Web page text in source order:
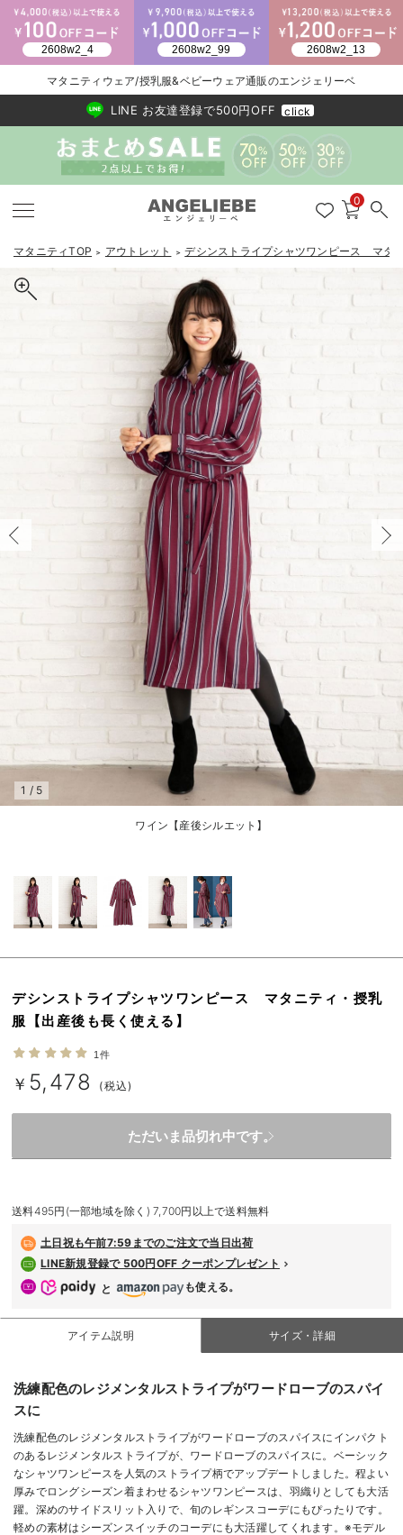
戻る
マタニティ アウター（コート）・ママコート
戻る
マタニティ 下着・インナー全て
授乳ブラ・マタニティブラ（マタニティインナー・産後用品）
妊婦帯・腹帯・産前ガードル
マタニティ 授乳 キャミソール
産褥ショーツ
骨盤・マタニティベルト （妊娠中・産後）
戻る
戻る
マタニティ オフィス 通勤服
マタニティ ドレス（結婚式・お呼ばれ）
マタニティ フォーマル パンツ・ボトムス
戻る
妊婦用 抱き枕・授乳クッション
戻る
マタニティストッキング・タイツ
戻る
戻る
【アウトレット】トップス・授乳トップス
【アウトレット】ボトムス
【アウトレット】パジャマ
【アウトレット】インナー
【アウトレット】ベビー
戻る
冷房対策
親子セット
快適機能ウェア特集 トップス
快適機能ウェア特集 ボトムス
快適機能ウェア特集 パジャマ
erbaviva（エルバビーバ）
ハレの日に着るANGELIEBEのセレモニー
買って正解！高評価レビューアイテム
親子コーデ｜ママとベビーにおすすめ！
Gift Selection 出産祝い
ロンパースはいつからいつまで使う？選ぶポイントも解説！
入院準備の持ち物チェック
戻る
送料無料アイテム全て
ワンピース
トップス
パンツ
インナー
ブラキャミ おまとめ
MAX55%OFF ブラック
【37周年祭セール】
【37周年祭セール】
【37周年祭セール】
気温差別オススメア
【15℃】3月下旬～
【〜10℃】3月中旬
動きやすく着回しで
涼しくて可愛い「ワ
強撚スムース(コスパ
マタニティウェア
【おまとめ割】パジ
こだわりの履き心地
カジュアル
デニム
レギンス
ジャケット派
きれいめトップス派
きれいめスカート派
王道シンプル派
セットアップ派
出産準備応援割全て
マタニティパジャマ
マタニティインナー
ベビー
【オフィスカジュア
【オフィスカジュア
レギンスタイプ
パンツタイプ
【フォーマル】ワン
【フォーマル】ボト
【フォーマル】トッ
【ベビー】長袖
【ベビー】半袖
【ベビー】グッズ
ハンカチ
2WAYオール
コンビ肌着
快適ウェア10%OFF
春のマタニティワン
セットアップ・ レイ
Aライン ・フレアワ
Iライン ・タイトシ
カジュアル
フォーマル / オケー
Gift Selection 出産
〜3,000円（税込）
〜5,000円（税込）
〜10,000円（税込）
女の子におススメの
男の子におススメの
定番ギフト
何枚あっても嬉しい
長く使えるアイテム
お部屋映えアイテム
冬の冷え対策インナ
薄くてあったか
綿混素材
腹巻・ひざ上パンツ
カップ付きインナー
あったか度◎
入院準備の持ち物チ
入院してすぐ使うグ
赤ちゃんへ使うもの
産後に使うグッズ
冬のあったか特集全て
【冬のあったか特集
【冬のあったか特集
【冬のあったか特集
マタニティウェア/授乳服&ベビーウェア通販のエンジェリーベ
2026/NewArrival
送料495円(一部地域を除く) 7,700円以上で送料無料
LINE お友達登録で500円OFF click
0
マタニティTOP ＞ アウトレット ＞ デシンストライプシャツワンピース マタ
ワイン【産後シルエット】
1 / 5
デシンストライプシャツワンピース マタニティ・授乳
服【出産後も長く使える】
1件
￥ 5,478 (税込)
ただいま品切れ中です。
送料495円(一部地域を除く) 7,700円以上で送料無料
土日祝も午前7:59までのご注文で当日出荷
LINE新規登録で 500円OFF クーポンプレゼント
と
も使える。
アイテム説明 サイズ・詳細
洗練配色のレジメンタルストライプがワードローブのスパイ
スに
洗練配色のレジメンタルストライプがワードローブのスパイスにインパクト
のあるレジメンタルストライプが、ワードローブのスパイスに。ベーシック
なシャツワンピースを人気のストライプ柄でアップデートしました。程よい
厚みでロングシーズン着まわせるシャツワンピースは、羽織りとしても大活
躍。深めのサイドスリット入りで、旬のレギンスコーデにもぴったりです。
軽めの素材はシーズンスイッチのコーデにも大活躍してくれます。※モデル